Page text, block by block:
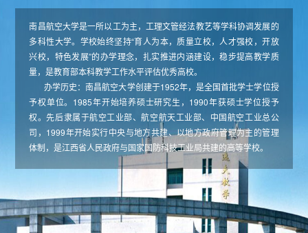
南昌航空大学是一所以工为主，工理文管经法教艺等学科协调发展的
多科性大学。学校始终坚持“育人为本，质量立校，人才强校，开放
兴校，特色发展”的办学理念，扎实推进内涵建设，稳步提高教学质
量，是教育部本科教学工作水平评估优秀高校。
办学历史：南昌航空大学创建于1952年，是全国首批学士学位授
予权单位。1985年开始培养硕士研究生，1990年获硕士学位授予
权。先后隶属于航空工业部、航空航天工业部、中国航空工业总公
司，1999年开始实行中央与地方共建、以地方政府管理为主的管理
体制，是江西省人民政府与国家国防科技工业局共建的高等学校。